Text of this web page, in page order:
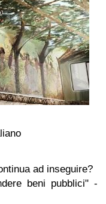
ad inseguire?
beni pubblici" -